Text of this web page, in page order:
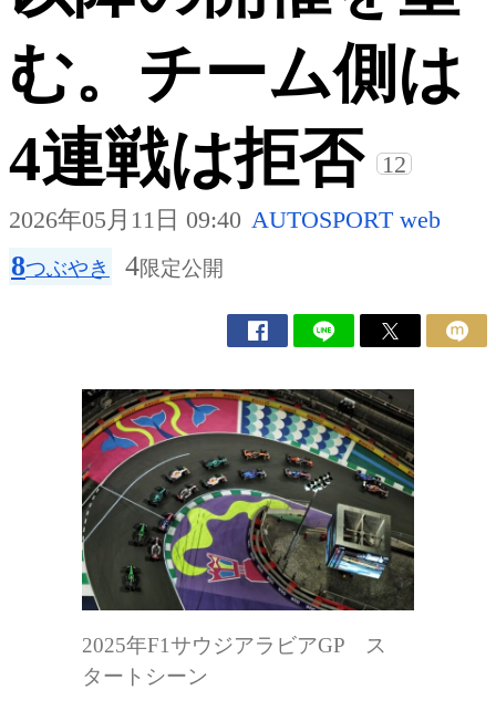
む。チーム側は
4連戦は拒否
12
2026年05月11日 09:40 AUTOSPORT web
8つぶやき 4限定公開
2025年F1サウジアラビアGP ス
タートシーン